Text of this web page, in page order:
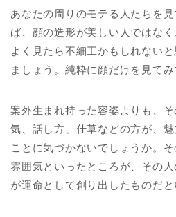
あなたの周りのモテる人たちを
ば、顔の造形が美しい人ではなく
よく見たら不細工かもしれない
ましょう。純粋に顔だけを見てみ
案外生まれ持った容姿よりも、
気、話し方、仕草などの方が、
ことに気づかないでしょうか。
雰囲気といったところが、その
が運命として創り出したものだと